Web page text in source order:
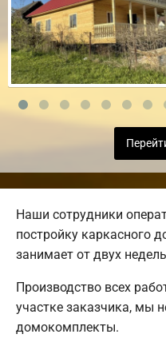
Наши сотрудники
постройку каркасного
занимает от двух
Производство всех
участке заказчика, мы
домокомплекты.